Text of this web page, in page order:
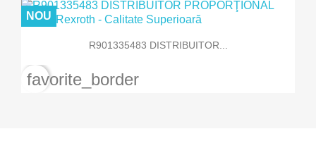
R901335483 DISTRIBUITOR...
NOU
favorite_border